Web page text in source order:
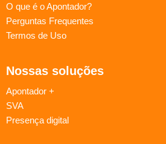
O que é o Apontador?
Perguntas Frequentes
Termos de Uso
Nossas soluções
Apontador +
SVA
Presença digital